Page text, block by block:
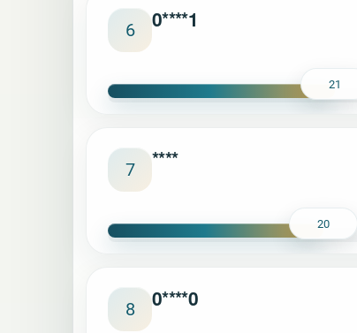
6 0****1
21
7 ****
20
8 0****0